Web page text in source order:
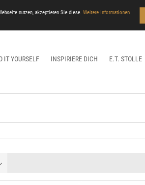
IT YOURSELF INSPIRIERE DICH E.T. STOLLE
nutzen, akzeptieren Sie diese. Weitere Informationen